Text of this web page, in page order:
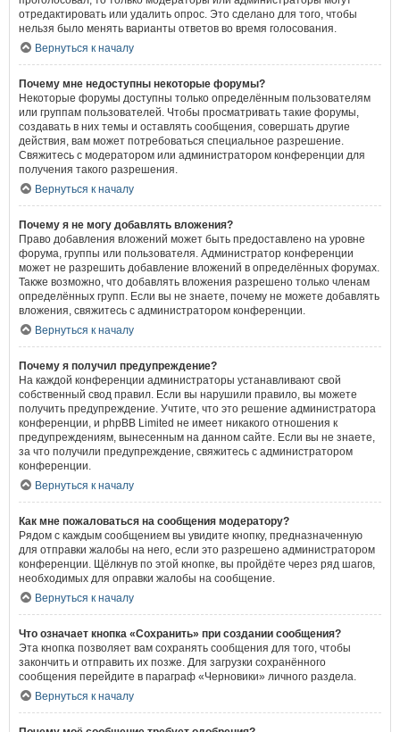
отредактировать или удалить опрос. Это сделано для того, чтобы
нельзя было менять варианты ответов во время голосования.
Вернуться к началу
Почему мне недоступны некоторые форумы?
Некоторые форумы доступны только определённым пользователям
или группам пользователей. Чтобы просматривать такие форумы,
создавать в них темы и оставлять сообщения, совершать другие
действия, вам может потребоваться специальное разрешение.
Свяжитесь с модератором или администратором конференции для
получения такого разрешения.
Вернуться к началу
Почему я не могу добавлять вложения?
Право добавления вложений может быть предоставлено на уровне
форума, группы или пользователя. Администратор конференции
может не разрешить добавление вложений в определённых форумах.
Также возможно, что добавлять вложения разрешено только членам
определённых групп. Если вы не знаете, почему не можете добавлять
вложения, свяжитесь с администратором конференции.
Вернуться к началу
Почему я получил предупреждение?
На каждой конференции администраторы устанавливают свой
собственный свод правил. Если вы нарушили правило, вы можете
получить предупреждение. Учтите, что это решение администратора
конференции, и phpBB Limited не имеет никакого отношения к
предупреждениям, вынесенным на данном сайте. Если вы не знаете,
за что получили предупреждение, свяжитесь с администратором
конференции.
Вернуться к началу
Как мне пожаловаться на сообщения модератору?
Рядом с каждым сообщением вы увидите кнопку, предназначенную
для отправки жалобы на него, если это разрешено администратором
конференции. Щёлкнув по этой кнопке, вы пройдёте через ряд шагов,
необходимых для оправки жалобы на сообщение.
Вернуться к началу
Что означает кнопка «Сохранить» при создании сообщения?
Эта кнопка позволяет вам сохранять сообщения для того, чтобы
закончить и отправить их позже. Для загрузки сохранённого
сообщения перейдите в параграф «Черновики» личного раздела.
Вернуться к началу